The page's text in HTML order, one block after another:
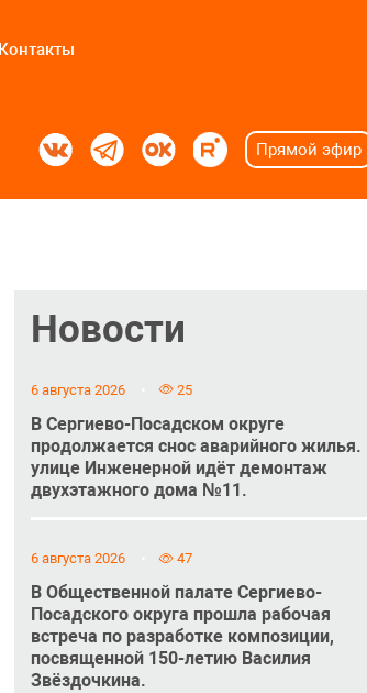
Контакты
Прямой эфир
Новости
6 августа 2026 25
В Сергиево-Посадском округе
продолжается снос аварийного жилья.
улице Инженерной идёт демонтаж
двухэтажного дома №11.
6 августа 2026 47
В Общественной палате Сергиево-
Посадского округа прошла рабочая
встреча по разработке композиции,
посвященной 150-летию Василия
Звёздочкина.